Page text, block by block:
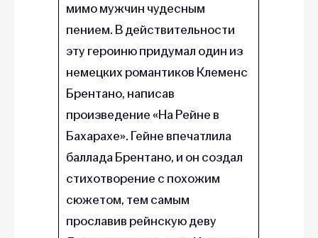
мимо мужчин чудесным
пением. В действительности
эту героиню придумал один из
немецких романтиков Клеменс
Брентано, написав
произведение «На Рейне в
Бахарахе». Гейне впечатлила
баллада Брентано, и он создал
стихотворение с похожим
сюжетом, тем самым
прославив рейнскую деву